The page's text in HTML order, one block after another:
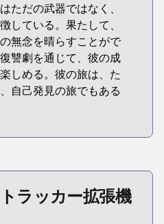
ただの武器ではなく、
している。果たして、
無念を晴らすことがで
讐劇を通じて、彼の成
しめる。彼の旅は、た
自己発見の旅でもある
ラッカー拡張機